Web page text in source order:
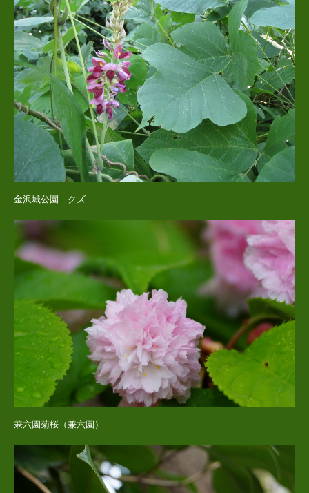
金沢城公園 クズ
兼六園菊桜（兼六園）